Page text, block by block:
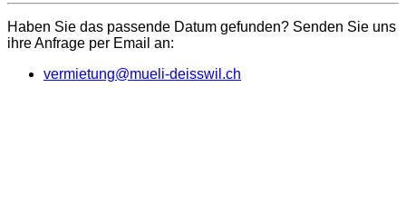
Haben Sie das passende Datum gefunden? Senden Sie uns
ihre Anfrage per Email an:
vermietung@mueli-deisswil.ch